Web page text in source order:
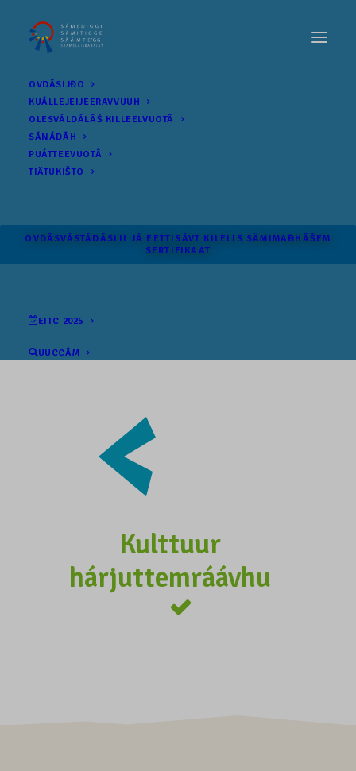
OVDÂSIJĐO
KUÁLLEJEIJEERAVVUUH
OLESVÁLDÁLÂŠ KILLEELVUOTÂ
SÁNÁDÂH
PUÁTTEEVUOTÂ
TIÄTUKIŠTO
OVDÂSVÁSTÁDÂSLII JÁ EETTISÁVT KILELIS SÄMI­MAĐHÂŠEM
SERTIFIKAAT
EITC 2025
UUCCÂM
Kulttuur
hárjuttemráávhu